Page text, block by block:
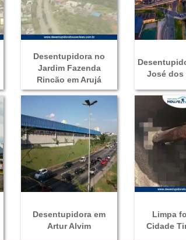
Desentupidora no
Jardim Fazenda
Rincão em Arujá
José dos
Desentupidora em
Artur Alvim
Limpa
Cidade